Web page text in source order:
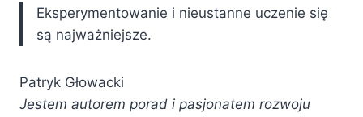
Eksperymentowanie i nieustanne uczenie się
są najważniejsze.
Patryk Głowacki
Jestem autorem porad i pasjonatem rozwoju